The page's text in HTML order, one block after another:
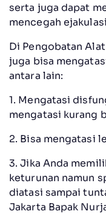
serta juga dapat
mencegah
Di Pengobatan
juga bisa
antara lain:
1. Mengatasi
mengatasi kurang
2. Bisa mengatasi
3. Jika Anda
keturunan namun
diatasi sampai
Jakarta Bapak